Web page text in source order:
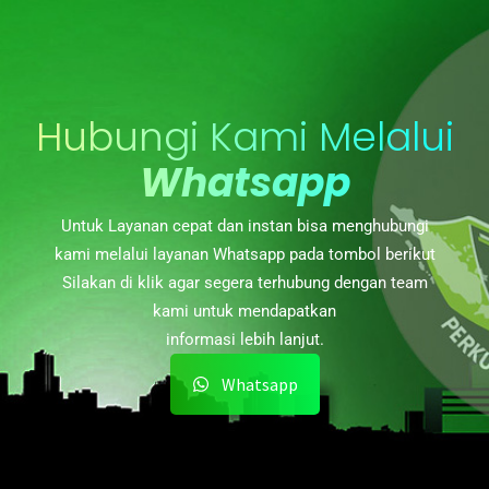
Hubungi Kami Melalui
Whatsapp
Untuk Layanan cepat dan instan bisa menghubungi
kami melalui layanan Whatsapp pada tombol berikut
Silakan di klik agar segera terhubung dengan team
kami untuk mendapatkan
informasi lebih lanjut.
Whatsapp